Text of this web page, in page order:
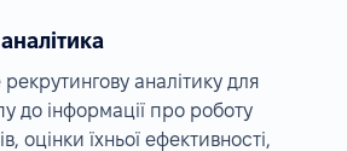
аналітику для
до інформації про роботу
оцінки їхньої ефективності,